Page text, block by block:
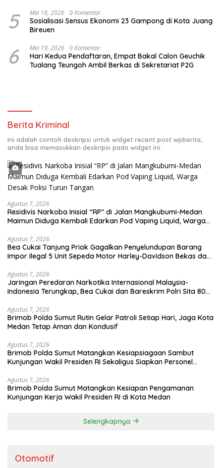
5 Mei 18, 2026 0 Komentar
Sosialisasi Sensus Ekonomi 23 Gampong di Kota Juang
Bireuen
6 Mei 19, 2026 0 Komentar
Hari Kedua Pendaftaran, Empat Bakal Calon Geuchik
Tualang Teungoh Ambil Berkas di Sekretariat P2G
Berita Kriminal
Ini adalah contoh deskripsi untuk widget recent post wpberita,
anda bisa memasukkan deskripsi pada widget ini.
Agustus 7, 2026
Residivis Narkoba Inisial “RP” di Jalan Mangkubumi-Medan
Maimun Diduga Kembali Edarkan Pod Vaping Liquid, Warga
Agustus 7, 2026
Bea Cukai Tanjung Priok Gagalkan Penyelundupan Barang
Impor Ilegal 5 Unit Sepeda Motor Harley-Davidson Bekas dan
Agustus 7, 2026
Jaringan Peredaran Narkotika Internasional Malaysia-
Indonesia Terungkap, Bea Cukai dan Bareskrim Polri Sita 80
Agustus 7, 2026
Brimob Polda Sumut Rutin Gelar Patroli Setiap Hari, Jaga Kota
Medan Tetap Aman dan Kondusif
Agustus 7, 2026
Brimob Polda Sumut Matangkan Kesiapsiagaan Sambut
Kunjungan Wakil Presiden RI Sekaligus Siapkan Personel
Agustus 7, 2026
Brimob Polda Sumut Matangkan Kesiapan Pengamanan
Kunjungan Kerja Wakil Presiden RI di Kota Medan
Selengkapnya
Otomotif